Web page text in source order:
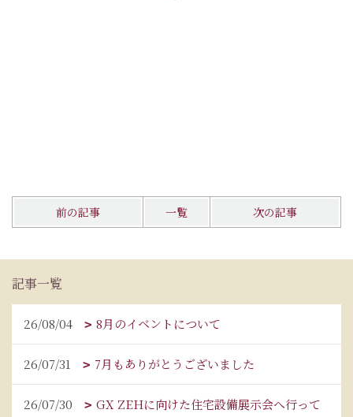
前の記事 一覧 次の記事
記事一覧
26/08/04 8月のイベントについて
26/07/31 7月もありがとうございました
26/07/30
GX ZEHに向けた住宅設備展示会へ行って